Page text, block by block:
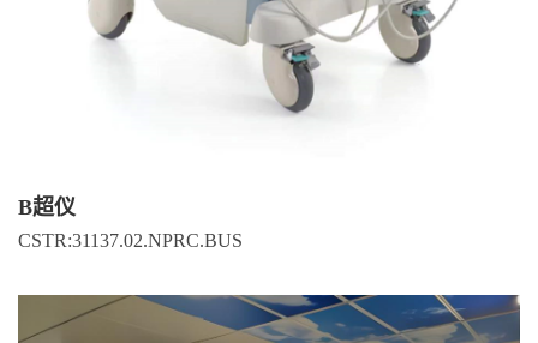
B超仪
CSTR:31137.02.NPRC.BUS